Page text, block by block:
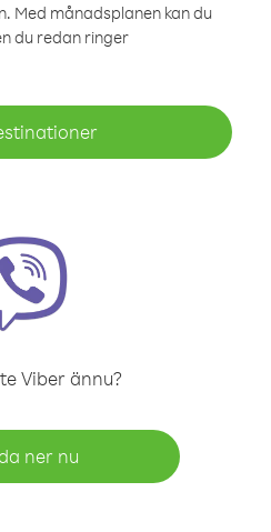
Med månadsplanen kan du
du redan ringer
Viber ännu?
ner nu